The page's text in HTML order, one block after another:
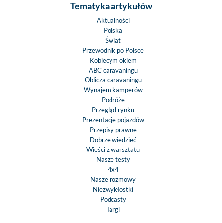
Tematyka artykułów
Aktualności
Polska
Świat
Przewodnik po Polsce
Kobiecym okiem
ABC caravaningu
Oblicza caravaningu
Wynajem kamperów
Podróże
Przegląd rynku
Prezentacje pojazdów
Przepisy prawne
Dobrze wiedzieć
Wieści z warsztatu
Nasze testy
4x4
Nasze rozmowy
Niezwykłostki
Podcasty
Targi